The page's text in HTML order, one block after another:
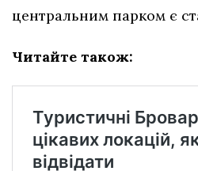
центральним парком є
Читайте також: